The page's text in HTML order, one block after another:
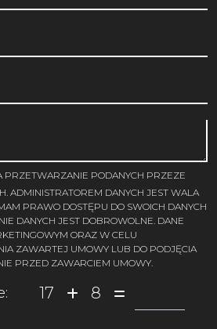
PRZETWARZANIE PODANYCH PRZEZE
ADMINISTRATOREM DANYCH JEST WALA
PRAWO DOSTĘPU DO SWOICH DANYCH
DANYCH JEST DOBROWOLNE. DANE
ORAZ W CELU
ZAWARTEJ UMOWY LUB DO PODJĘCIA
PRZED ZAWARCIEM UMOWY.
17 8